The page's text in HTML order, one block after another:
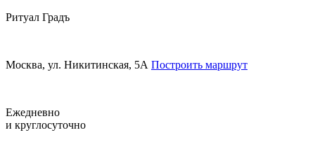
Ритуал Градъ
Москва, ул. Никитинская, 5А Построить маршрут
Ежедневно
и круглосуточно